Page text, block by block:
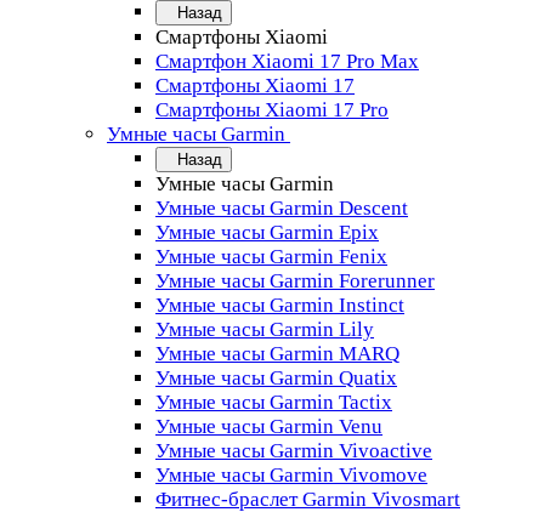
Назад
Смартфоны Xiaomi
Смартфон Xiaomi 17 Pro Max
Смартфоны Xiaomi 17
Смартфоны Xiaomi 17 Pro
Умные часы Garmin
Назад
Умные часы Garmin
Умные часы Garmin Descent
Умные часы Garmin Epix
Умные часы Garmin Fenix
Умные часы Garmin Forerunner
Умные часы Garmin Instinct
Умные часы Garmin Lily
Умные часы Garmin MARQ
Умные часы Garmin Quatix
Умные часы Garmin Tactix
Умные часы Garmin Venu
Умные часы Garmin Vivoactive
Умные часы Garmin Vivomove
Фитнес-браслет Garmin Vivosmart